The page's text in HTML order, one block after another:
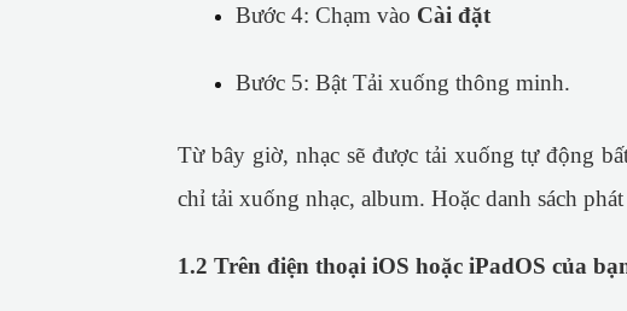
Bước 4: Chạm vào Cài đặt
Bước 5: Bật Tải xuống thông minh.
Từ bây giờ, nhạc sẽ được tải xuống tự động
chỉ tải xuống nhạc, album. Hoặc danh sách
1.2 Trên điện thoại iOS hoặc iPadOS của